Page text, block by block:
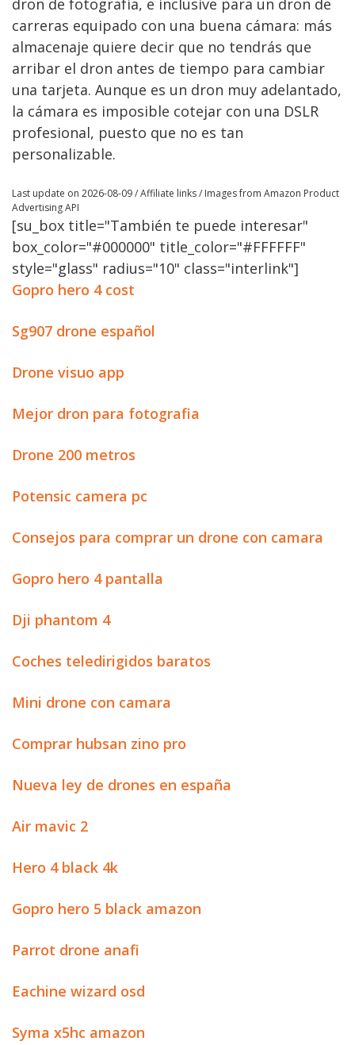
dron de fotografía, e inclusive para un dron de
carreras equipado con una buena cámara: más
almacenaje quiere decir que no tendrás que
arribar el dron antes de tiempo para cambiar
una tarjeta. Aunque es un dron muy adelantado,
la cámara es imposible cotejar con una DSLR
profesional, puesto que no es tan
personalizable.
Last update on 2026-08-09 / Affiliate links / Images from Amazon Product
Advertising API
[su_box title="También te puede interesar"
box_color="#000000" title_color="#FFFFFF"
style="glass" radius="10" class="interlink"]
Gopro hero 4 cost
Sg907 drone español
Drone visuo app
Mejor dron para fotografia
Drone 200 metros
Potensic camera pc
Consejos para comprar un drone con camara
Gopro hero 4 pantalla
Dji phantom 4
Coches teledirigidos baratos
Mini drone con camara
Comprar hubsan zino pro
Nueva ley de drones en españa
Air mavic 2
Hero 4 black 4k
Gopro hero 5 black amazon
Parrot drone anafi
Eachine wizard osd
Syma x5hc amazon